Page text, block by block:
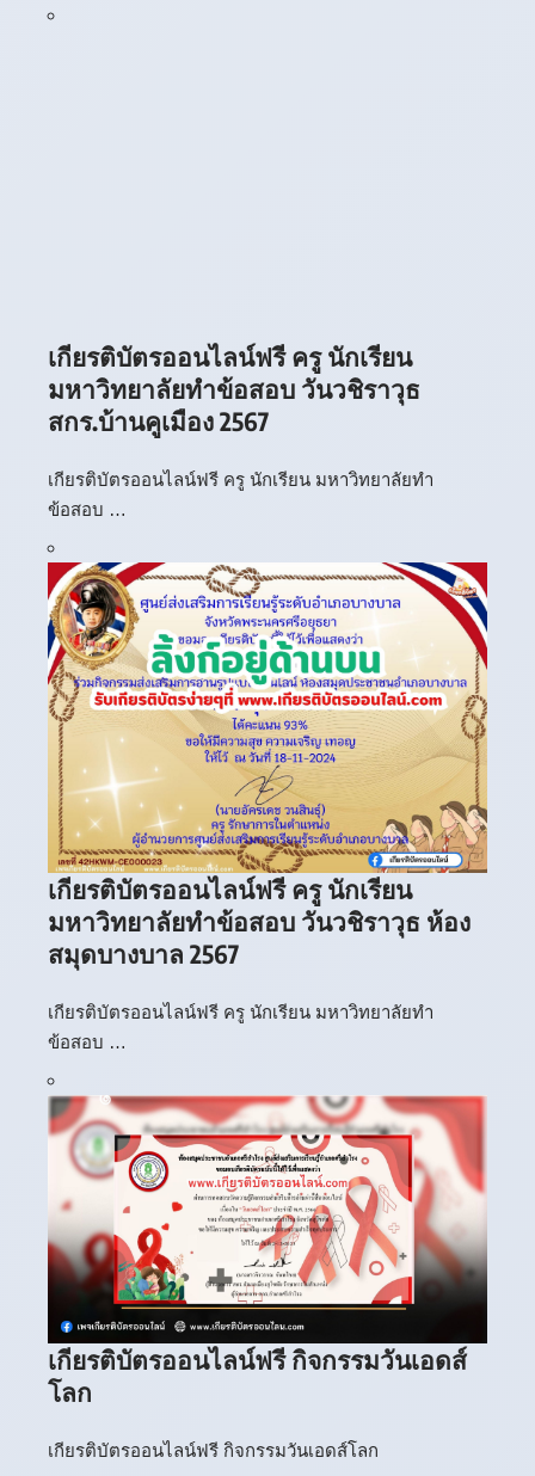
เกียรติบัตรออนไลน์ฟรี ครู นักเรียน
มหาวิทยาลัยทำข้อสอบ วันวชิราวุธ
สกร.บ้านคูเมือง 2567
เกียรติบัตรออนไลน์ฟรี ครู นักเรียน มหาวิทยาลัยทำ
ข้อสอบ …
เกียรติบัตรออนไลน์ฟรี ครู นักเรียน
มหาวิทยาลัยทำข้อสอบ วันวชิราวุธ ห้อง
สมุดบางบาล 2567
เกียรติบัตรออนไลน์ฟรี ครู นักเรียน มหาวิทยาลัยทำ
ข้อสอบ …
เกียรติบัตรออนไลน์ฟรี กิจกรรมวันเอดส์
โลก
เกียรติบัตรออนไลน์ฟรี กิจกรรมวันเอดส์โลก